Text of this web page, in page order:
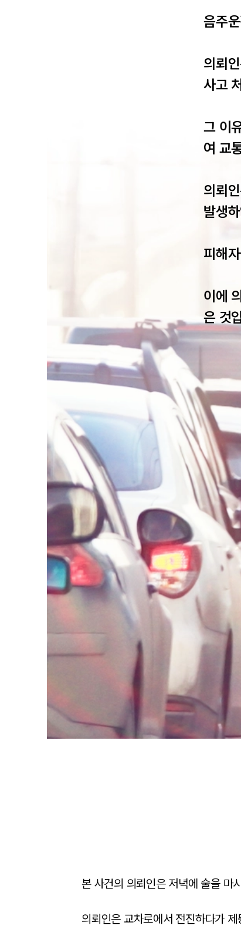
음주
의뢰
사고
그 이
여 교
의뢰
발생
피해
이에
은 것
본 사건의 의뢰인은 저녁에 술을 마
의뢰인은 교차로에서 전진하다가